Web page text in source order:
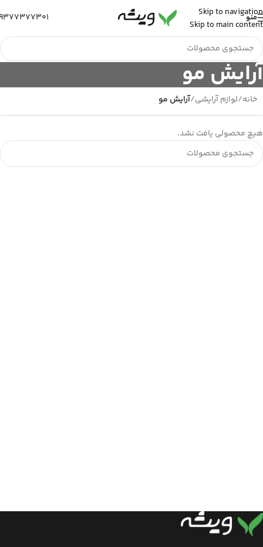
Skip to navigation
Skip to main content
منو
آرایش مو
خانه/لوازم آرایشی/آرایش مو
هیچ محصولی یافت نشد.